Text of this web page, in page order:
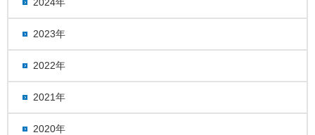
2023年
2022年
2021年
2020年